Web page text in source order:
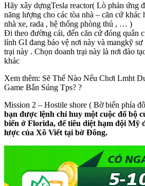
Hãy xây dựngTesla reactor( Lò phản ứng
năng lượng cho các tòa nhà – căn cứ khác
nhà xe, rada , hệ thống phòng thủ , … )
Đi theo đường cái, đến căn cứ đóng quân
lính GI đang bảo vệ nơi này và mangkỹ
trại này . Chọn doanh trại này là nơi đào
khác
Xem thêm: Sẽ Thế Nào Nếu Chơi Lmht
Game Bắn Súng Tps? ?
Mission 2 – Hostile shore ( Bờ biển phía
bạn được lệnh chỉ huy một cuộc đổ bộ
biển ở Florida, để tiêu diệt hạm đội Mỹ
lược của Xô Viết tại bờ Đông.